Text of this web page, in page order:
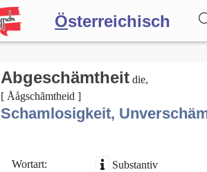
Österreichisch
Forum
Blog
Abgeschämtheit die,
[ Åågschãmtheid ]
Schamlosigkeit,
Wortart: Substantiv